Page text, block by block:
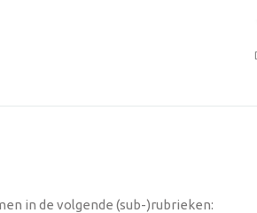
in de volgende (sub-)rubrieken: